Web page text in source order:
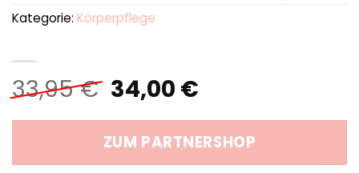
33,95€ Ursprünglicher
Preis
war:
33,95 €
34,00 €Aktueller
ist:
34,00 €.
ZUM PARTNERSHOP
Kategorie: Körperpflege